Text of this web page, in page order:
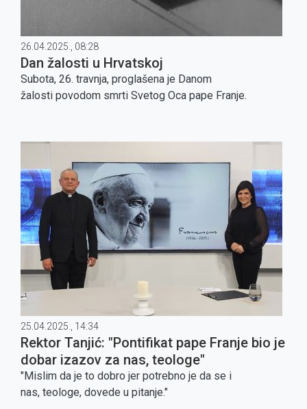
26.04.2025., 08:28
Dan žalosti u Hrvatskoj
Subota, 26. travnja, proglašena je Danom
žalosti povodom smrti Svetog Oca pape Franje.
25.04.2025., 14:34
Rektor Tanjić: "Pontifikat pape Franje bio je
dobar izazov za nas, teologe"
"Mislim da je to dobro jer potrebno je da se i
nas, teologe, dovede u pitanje."